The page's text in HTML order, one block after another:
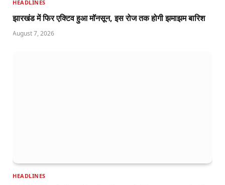
HEADLINES
झारखंड में फिर एक्टिव हुआ मॉनसून, इस रोज तक होगी झमाझम बारिश
August 7, 2026
HEADLINES